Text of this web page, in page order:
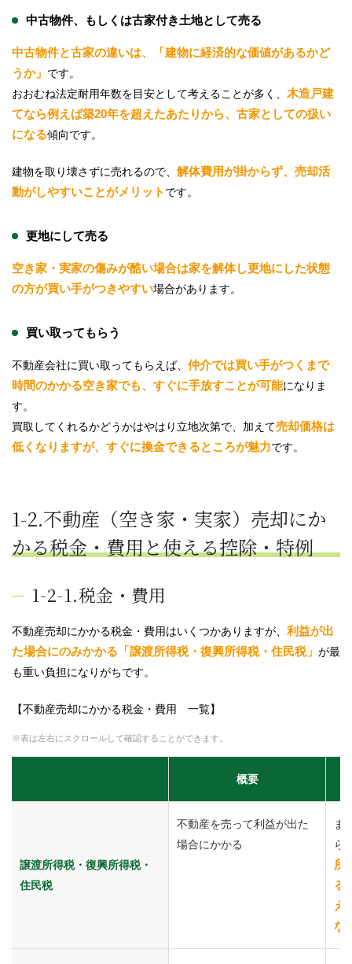
中古物件、もしくは古家付き土地として売る
中古物件と古家の違いは、「建物に経済的な価値があるかど
うか」 です。
おおむね法定耐用年数を目安として考えることが多く、 木造戸建
てなら例えば築20年を超えたあたりから、古家としての扱い
になる傾向です。
建物を取り壊さずに売れるので、 解体費用が掛からず、売却活
動がしやすいことがメリット です。
更地にして売る
空き家・実家の傷みが酷い場合は家を解体し更地にした状態
の方が買い手がつきやすい場合があります。
買い取ってもらう
不動産会社に買い取ってもらえば、 仲介では買い手がつくまで
時間のかかる空き家でも、すぐに手放すことが可能になりま
す。
買取してくれるかどうかはやはり立地次第で、加えて売却価格は
低くなりますが、すぐに換金できるところが魅力です。
1-2.不動産（空き家・実家）売却にか
かる税金・費用と使える控除・特例
1-2-1.税金・費用
不動産売却にかかる税金・費用はいくつかありますが、 利益が出
た場合にのみかかる「譲渡所得税・復興所得税・住民税」 が最
も重い負担になりがちです。
【不動産売却にかかる税金・費用 一覧】
※表は左右にスクロールして確認することができます。
概要
譲渡所得税・復興所得税・
住民税
不動産を売って利益が出た
場合にかかる
ま
ら
所
る
え
な